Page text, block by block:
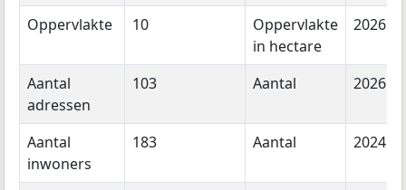
Oppervlakte 10
Oppervlakte
in hectare
2026
Aantal
adressen
103 Aantal 2026
Aantal
inwoners
183 Aantal 2024